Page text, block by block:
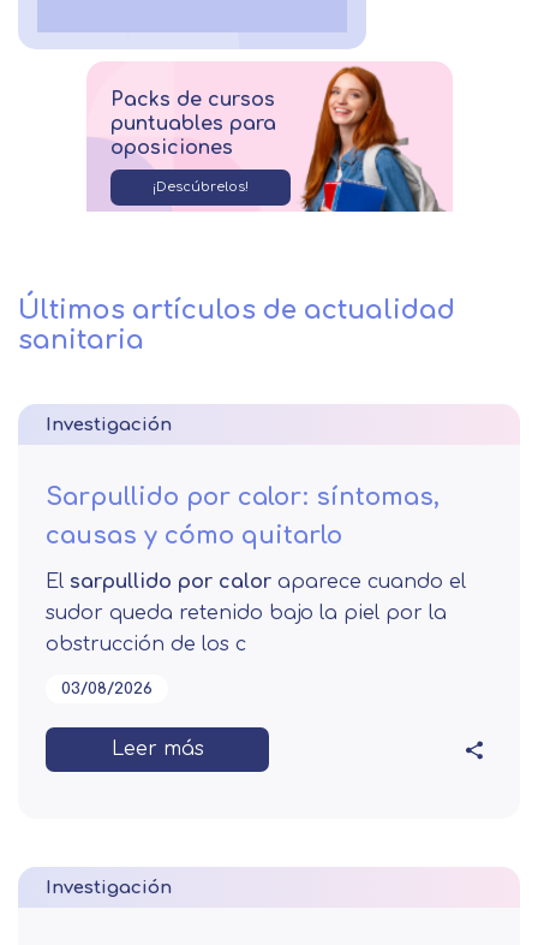
Packs de cursos
puntuables para
oposiciones
¡Descúbrelos!
Últimos artículos de actualidad
sanitaria
Investigación
Sarpullido por calor: síntomas,
causas y cómo quitarlo
El sarpullido por calor aparece cuando el
sudor queda retenido bajo la piel por la
obstrucción de los c
03/08/2026
Leer más
Investigación